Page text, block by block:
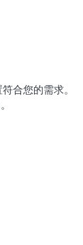
合您的需求。